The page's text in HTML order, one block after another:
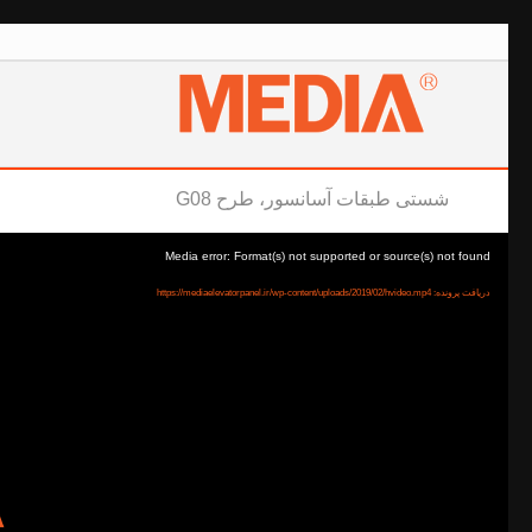
شستی طبقات آسانسور، طرح G08
Media error: Format(s) not supported or source(s) not found
دریافت پرونده: https://mediaelevatorpanel.ir/wp-content/uploads/2019/02/hvideo.mp4